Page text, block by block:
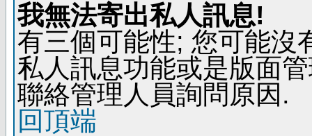
我無法寄出私人訊息!
有三個可能性; 您可能沒
私人訊息功能或是版面
聯絡管理人員詢問原因.
回頂端